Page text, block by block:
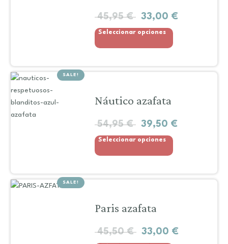
45,95€ 33,00 €
Seleccionar opciones
SALE!
Náutico azafata
54,95€ 39,50 €
Seleccionar opciones
SALE!
Paris azafata
45,50€ 33,00 €